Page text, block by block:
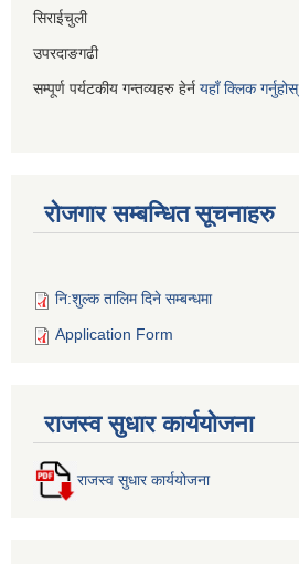
सिराईचुली
उपरदाङगढी
सम्पूर्ण पर्यटकीय गन्तव्यहरु हेर्न यहाँ क्लिक गर्नुहोस्
रोजगार सम्बन्धित सूचनाहरु
नि:शुल्क तालिम दिने सम्बन्धमा
Application Form
राजस्व सुधार कार्ययोजना
राजस्व सुधार कार्ययोजना